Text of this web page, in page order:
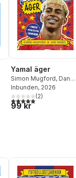
antal röster:
Yamal äger
Simon Mugford, Dan
Green
Inbunden, 2026
5,0utav 5 stjärnor.
(2)
99 kr